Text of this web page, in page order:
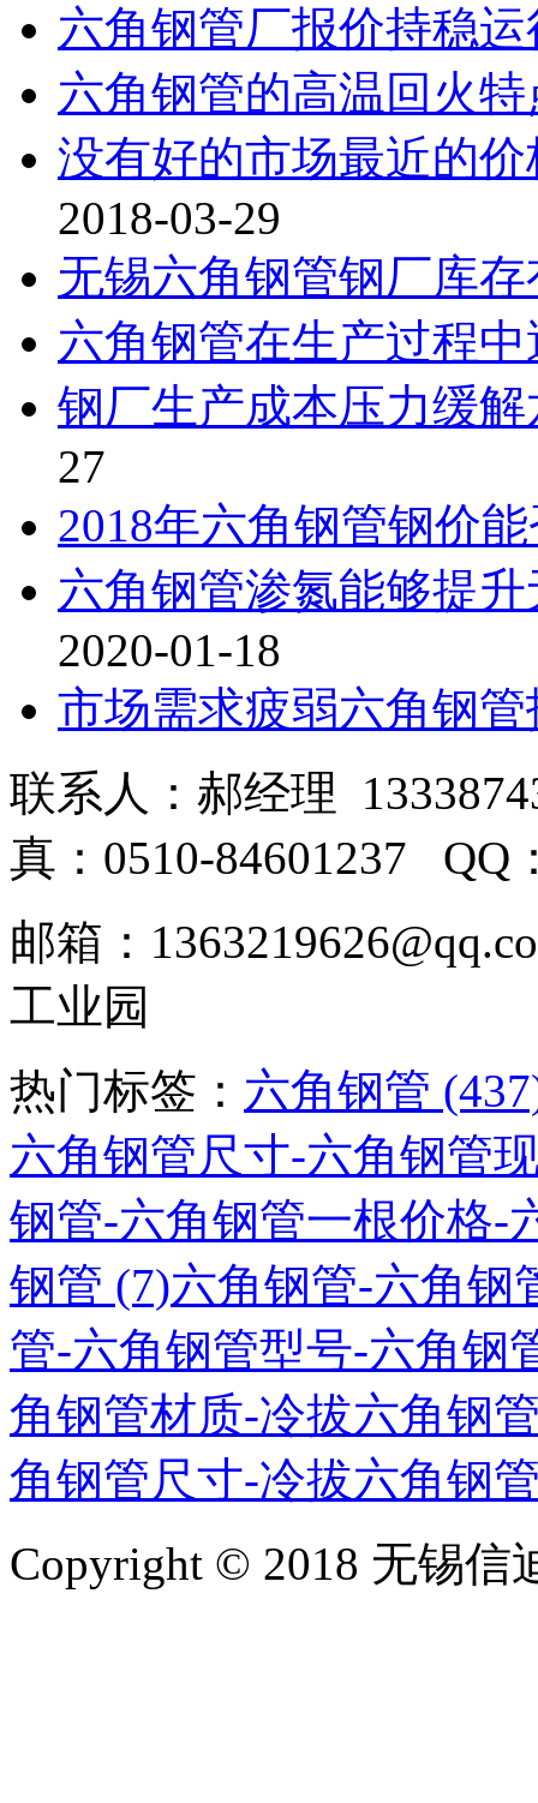
六角钢管厂报价持稳
六角钢管的高温回火
没有好的市场最近的
2018-03-29
无锡六角钢管钢厂库
六角钢管在生产过程
钢厂生产成本压力缓
27
2018年六角钢管钢价
六角钢管渗氮能够提
2020-01-18
市场需求疲弱六角钢
联系人：郝经理
真：0510-84601237
邮箱：
工业园
热门标签： 六角钢管
六角钢管尺寸-六角钢管
钢管-六角钢管一根价格-
钢管 (7)六角钢管-六角钢
管-六角钢管型号-六角钢
角钢管材质-冷拔六角钢
角钢管尺寸-冷拔六角钢
Copyright © 2018 无锡